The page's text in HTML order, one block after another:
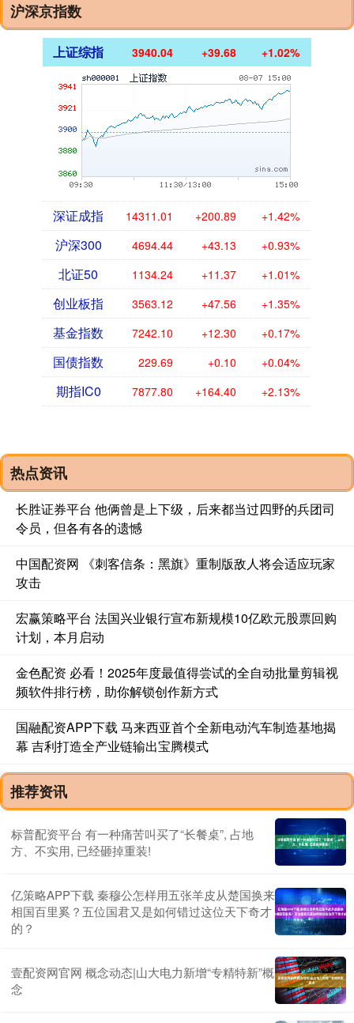
沪深京指数
上证综指 3940.04 +39.68 +1.02%
深证成指 14311.01 +200.89 +1.42%
沪深300 4694.44 +43.13 +0.93%
北证50 1134.24 +11.37 +1.01%
创业板指 3563.12 +47.56 +1.35%
基金指数 7242.10 +12.30 +0.17%
国债指数 229.69 +0.10 +0.04%
期指IC0 7877.80 +164.40 +2.13%
热点资讯
长胜证券平台 他俩曾是上下级，后来都当过四野的兵团司
令员，但各有各的遗憾
中国配资网 《刺客信条：黑旗》重制版敌人将会适应玩家
攻击
宏赢策略平台 法国兴业银行宣布新规模10亿欧元股票回购
计划，本月启动
金色配资 必看！2025年度最值得尝试的全自动批量剪辑视
频软件排行榜，助你解锁创作新方式
国融配资APP下载 马来西亚首个全新电动汽车制造基地揭
幕 吉利打造全产业链输出宝腾模式
推荐资讯
标普配资平台 有一种痛苦叫买了“长餐桌”, 占地
方、不实用, 已经砸掉重装!
亿策略APP下载 秦穆公怎样用五张羊皮从楚国换来
相国百里奚？五位国君又是如何错过这位天下奇才
的？
壹配资网官网 概念动态|山大电力新增“专精特新”概
念